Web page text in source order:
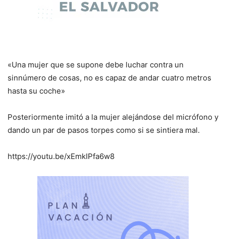
«Una mujer que se supone debe luchar contra un
sinnúmero de cosas, no es capaz de andar cuatro metros
hasta su coche»
Posteriormente imitó a la mujer alejándose del micrófono y
dando un par de pasos torpes como si se sintiera mal.
https://youtu.be/xEmkIPfa6w8